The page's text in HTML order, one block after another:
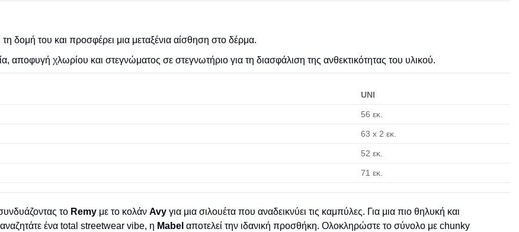
δομή του και προσφέρει μια μεταξένια αίσθηση στο δέρμα.
αποφυγή χλωρίου και στεγνώματος σε στεγνωτήριο για τη διασφάλιση της ανθεκτικότητας του υλικού.
UNI
56 εκ.
63 x 2 εκ.
52 εκ.
71 εκ.
το Remy με το κολάν Avy για μια σιλουέτα που αναδεικνύει τις καμπύλες. Για μια πιο θηλυκή και
ένα total streetwear vibe, η Mabel αποτελεί την ιδανική προσθήκη. Ολοκληρώστε το σύνολο με chunky